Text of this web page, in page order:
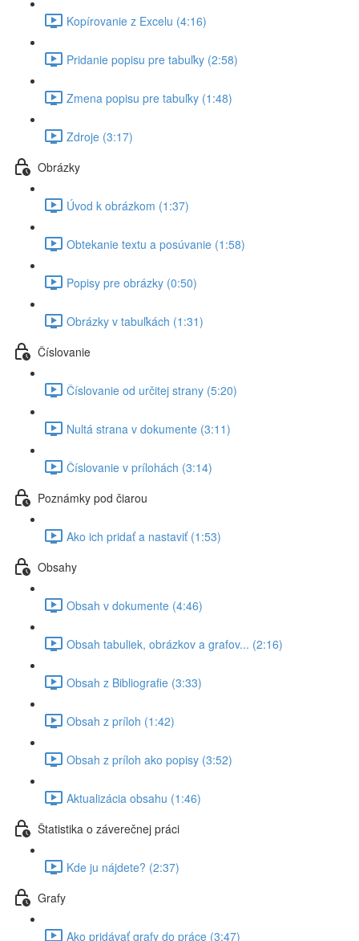
Kopírovanie z Excelu (4:16)
Pridanie popisu pre tabuľky (2:58)
Zmena popisu pre tabuľky (1:48)
Zdroje (3:17)
Obrázky
Úvod k obrázkom (1:37)
Obtekanie textu a posúvanie (1:58)
Popisy pre obrázky (0:50)
Obrázky v tabuľkách (1:31)
Číslovanie
Číslovanie od určitej strany (5:20)
Nultá strana v dokumente (3:11)
Číslovanie v prílohách (3:14)
Poznámky pod čiarou
Ako ich pridať a nastaviť (1:53)
Obsahy
Obsah v dokumente (4:46)
Obsah tabuliek, obrázkov a grafov... (2:16)
Obsah z Bibliografie (3:33)
Obsah z príloh (1:42)
Obsah z príloh ako popisy (3:52)
Aktualizácia obsahu (1:46)
Štatistika o záverečnej práci
Kde ju nájdete? (2:37)
Grafy
Ako pridávať grafy do práce (3:47)